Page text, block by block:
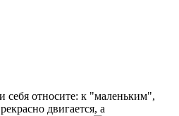
себя относите: к "маленьким",
двигается, а